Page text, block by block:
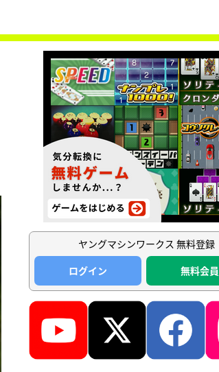
ヤングマシンワークス 無料登録
ログイン
無料会員